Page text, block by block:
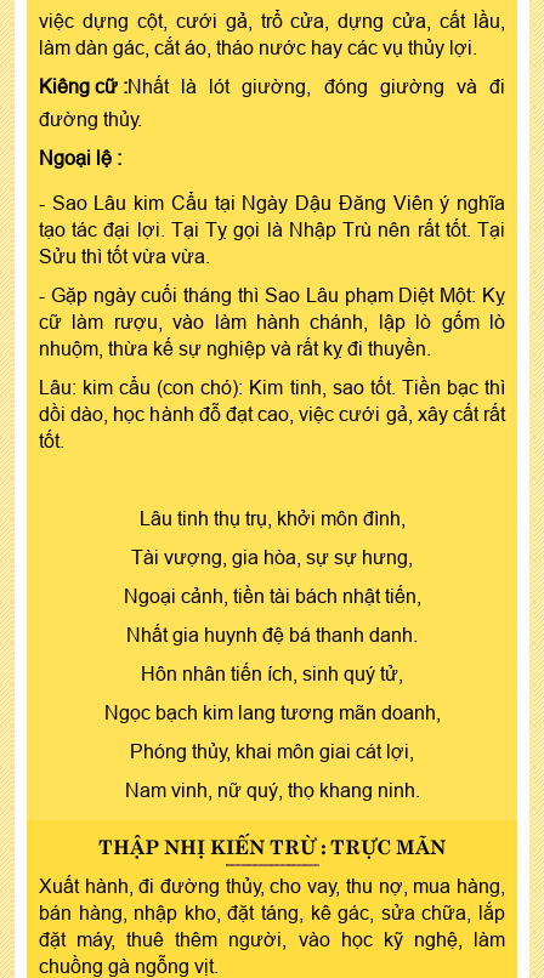
việc dựng cột, cưới gả, trổ cửa, dựng cửa, cất lầu,
làm dàn gác, cắt áo, tháo nước hay các vụ thủy lợi.
Kiêng cữ :Nhất là lót giường, đóng giường và đi
đường thủy.
Ngoại lệ :
- Sao Lâu kim Cẩu tại Ngày Dậu Đăng Viên ý nghĩa
tạo tác đại lợi. Tại Tỵ gọi là Nhập Trù nên rất tốt. Tại
Sửu thì tốt vừa vừa.
- Gặp ngày cuối tháng thì Sao Lâu phạm Diệt Một: Kỵ
cữ làm rượu, vào làm hành chánh, lập lò gốm lò
nhuộm, thừa kế sự nghiệp và rất kỵ đi thuyền.
Lâu: kim cẩu (con chó): Kim tinh, sao tốt. Tiền bạc thì
dồi dào, học hành đỗ đạt cao, việc cưới gả, xây cất rất
tốt.
Lâu tinh thụ trụ, khởi môn đình,
Tài vượng, gia hòa, sự sự hưng,
Ngoại cảnh, tiền tài bách nhật tiến,
Nhất gia huynh đệ bá thanh danh.
Hôn nhân tiến ích, sinh quý tử,
Ngọc bạch kim lang tương mãn doanh,
Phóng thủy, khai môn giai cát lợi,
Nam vinh, nữ quý, thọ khang ninh.
THẬP NHỊ KIẾN TRỪ : TRỰC MÃN
Xuất hành, đi đường thủy, cho vay, thu nợ, mua hàng,
bán hàng, nhập kho, đặt táng, kê gác, sửa chữa, lắp
đặt máy, thuê thêm người, vào học kỹ nghệ, làm
chuồng gà ngỗng vịt.